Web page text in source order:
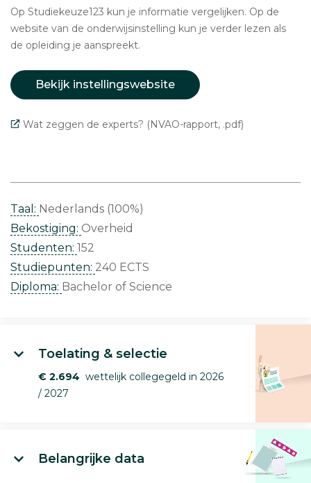
Op Studiekeuze123 kun je informatie vergelijken. Op de
website van de onderwijsinstelling kun je verder lezen als
de opleiding je aanspreekt.
Bekijk instellingswebsite
Wat zeggen de experts? (NVAO-rapport, .pdf)
Taal: Nederlands (100%)
Bekostiging: Overheid
Studenten: 152
Studiepunten: 240 ECTS
Diploma: Bachelor of Science
Toelating & selectie
€ 2.694 wettelijk collegegeld in 2026
/ 2027
Belangrijke data